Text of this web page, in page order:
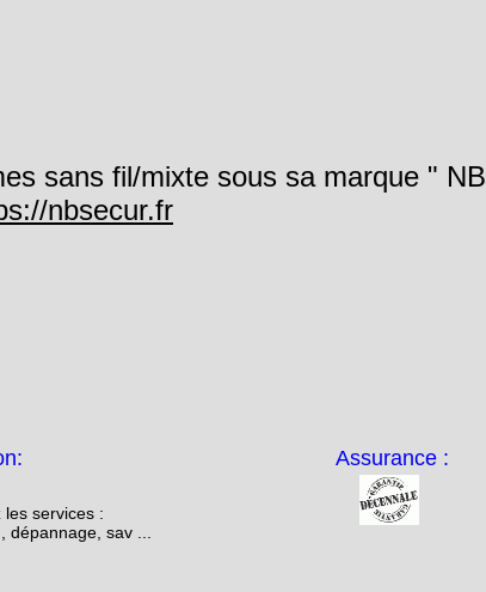
sans fil/mixte sous sa marque " NB
nbsecur.fr
les services :
dépannage, sav ...
Assurance :